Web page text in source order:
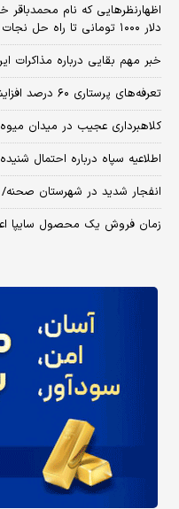
اظهارنظرهایی که نام محمدباقر
دلار ۱۰۰۰ تومانی تا راه حل نجات کشور با ساخت بمب اتم و شلیک آن!
خبر مهم بقایی درباره
تعرفه‌های پرستاری ۶۰ درصد افزایش یافت
کلاهبرداری عجیب در میدان میوه و
اطلاعیه سپاه درباره احتمال
انفجار شدید در شهرستان
زمان فروش یک محصول سایپا